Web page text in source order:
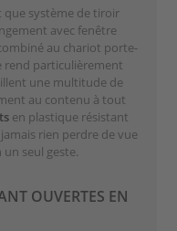
que système de tiroir
avec fenêtre
au chariot porte-
rend particulièrement
une multitude de
au contenu à tout
en plastique résistant
rien perdre de vue
un seul geste.
OUVERTES EN